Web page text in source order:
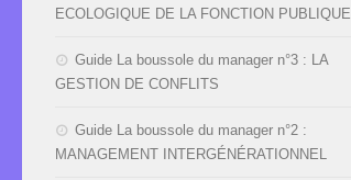
ECOLOGIQUE DE LA FONCTION PUBLIQUE
Guide La boussole du manager n°3 : LA
GESTION DE CONFLITS
Guide La boussole du manager n°2 :
MANAGEMENT INTERGÉNÉRATIONNEL